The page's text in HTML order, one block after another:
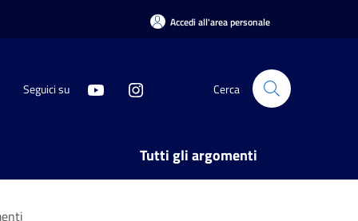
Accedi all'area personale
Seguici su Cerca
Tutti gli argomenti